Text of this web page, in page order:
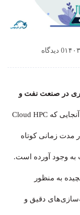
0 دیدگاه
در صنعت نفت و
به دلایل متعددی مورد اهمیت است. از آنجایی که Cloud HPC
مدت زمانی کوتاه
به وجود آورده‌ است.
به منظور
دقیق و